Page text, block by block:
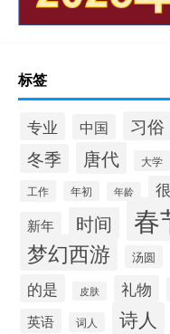
标签
专业 中国 习俗
冬季 唐代 大学
工作 年初 年龄
新年 时间 春
梦幻西游 汤圆
的是 皮肤 礼物
英语 词人 诗人